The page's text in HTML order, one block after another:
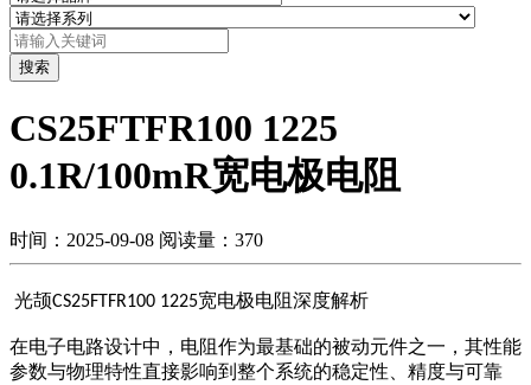
搜索
CS25FTFR100 1225
0.1R/100mR宽电极电阻
时间：2025-09-08 阅读量：370
光颉CS25FTFR100 1225宽电极电阻深度解析
在电子电路设计中，电阻作为最基础的被动元件之一，其性能
参数与物理特性直接影响到整个系统的稳定性、精度与可靠